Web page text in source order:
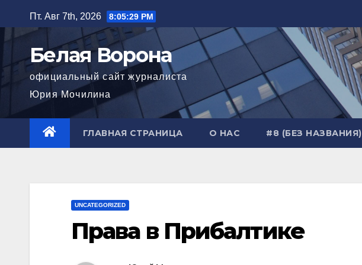
к
содержимому
Пт. Авг 7th, 2026 8:05:30 PM
Белая Ворона
официальный сайт журналиста
Юрия Мочилина
ГЛАВНАЯ СТРАНИЦА О НАС #8 (БЕЗ НАЗВАНИЯ)
UNCATEGORIZED
Права в Прибалтике